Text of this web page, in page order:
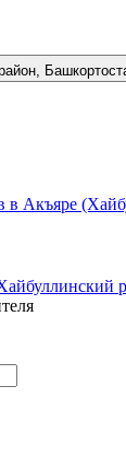
в Акъяре